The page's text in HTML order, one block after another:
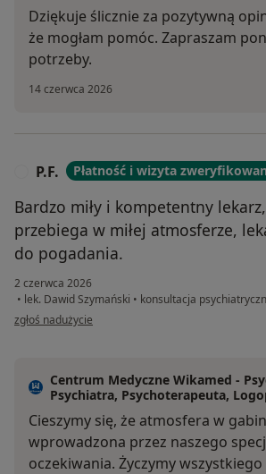
Dziękuje ślicznie za pozytywną
że mogłam pomóc. Zapraszam
potrzeby.
14 czerwca 2026
P.F. Płatność i wizyta
Bardzo miły i kompetentny
przebiega w miłej atmosferze,
do pogadania.
2 czerwca 2026
• lek. Dawid Szymański • konsultacja
w opinii użytkownika P.F.
zgłoś nadużycie
Centrum Medyczne Wikamed -
Psychiatra, Psychoterapeuta,
Cieszymy się, że atmosfera w
wprowadzona przez naszego
oczekiwania. Życzymy